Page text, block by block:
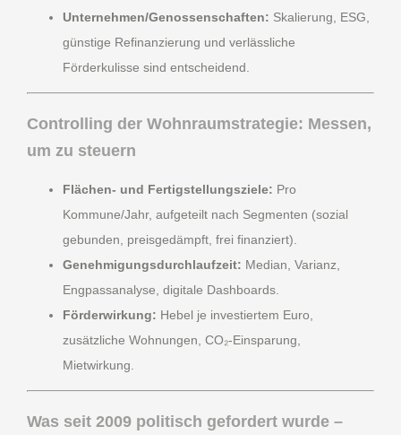
Unternehmen/Genossenschaften: Skalierung, ESG,
günstige Refinanzierung und verlässliche
Förderkulisse sind entscheidend.
Controlling der Wohnraumstrategie: Messen,
um zu steuern
Flächen- und Fertigstellungsziele: Pro
Kommune/Jahr, aufgeteilt nach Segmenten (sozial
gebunden, preisgedämpft, frei finanziert).
Genehmigungsdurchlaufzeit: Median, Varianz,
Engpassanalyse, digitale Dashboards.
Förderwirkung: Hebel je investiertem Euro,
zusätzliche Wohnungen, CO₂-Einsparung,
Mietwirkung.
Was seit 2009 politisch gefordert wurde –